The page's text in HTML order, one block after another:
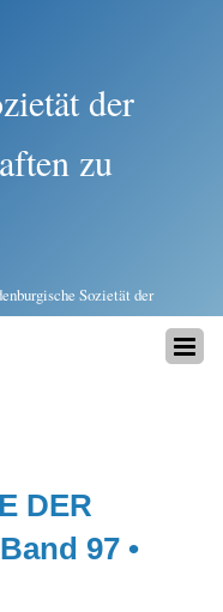
der
zu
Sozietät der
DER
97 •